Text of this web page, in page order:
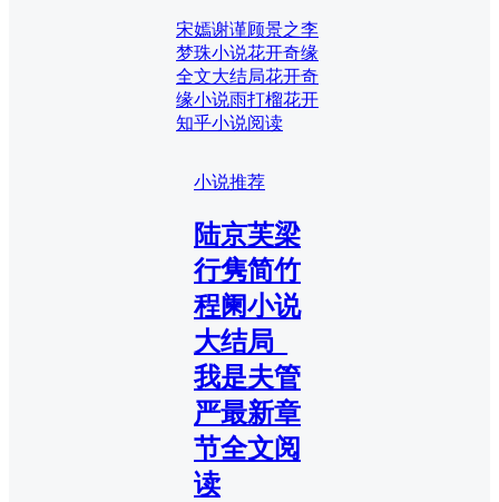
宋嫣谢谨顾景之李
梦珠小说花开奇缘
全文大结局花开奇
缘小说雨打榴花开
知乎小说阅读
小说推荐
陆京芙梁
行隽简竹
程阑小说
大结局_
我是夫管
严最新章
节全文阅
读